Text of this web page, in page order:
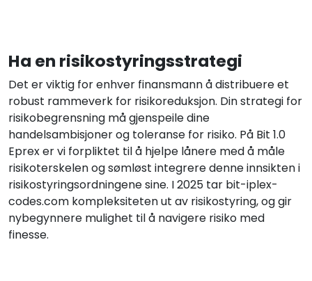
Ha en risikostyringsstrategi
Det er viktig for enhver finansmann å distribuere et
robust rammeverk for risikoreduksjon. Din strategi for
risikobegrensning må gjenspeile dine
handelsambisjoner og toleranse for risiko. På Bit 1.0
Eprex er vi forpliktet til å hjelpe lånere med å måle
risikoterskelen og sømløst integrere denne innsikten i
risikostyringsordningene sine. I 2025 tar bit-iplex-
codes.com kompleksiteten ut av risikostyring, og gir
nybegynnere mulighet til å navigere risiko med
finesse.